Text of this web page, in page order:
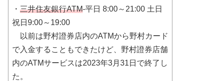
・ 三井住友銀行ATM-平日 8:00～21:00 土日
祝日9:00～19:00
以前は野村證券店内のATMから野村カード
で入金することもできたけど、野村證券店舗
内のATMサービスは2023年3月31日で終了し
た。